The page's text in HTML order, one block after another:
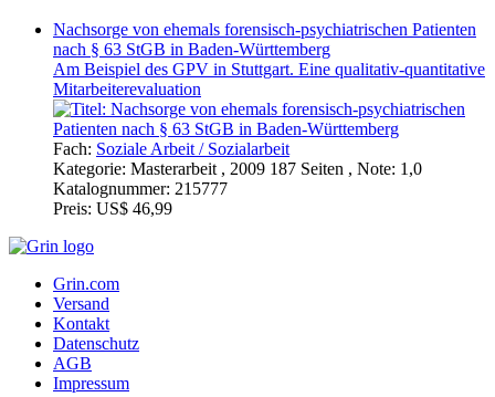
Nachsorge von ehemals forensisch-psychiatrischen Patienten
nach § 63 StGB in Baden-Württemberg
Am Beispiel des GPV in Stuttgart. Eine qualitativ-quantitative
Mitarbeiterevaluation
Fach:Soziale Arbeit / Sozialarbeit
Kategorie:Masterarbeit , 2009 187 Seiten , Note: 1,0
Katalognummer:215777
Preis:US$ 46,99
Versand
Kontakt
Datenschutz
AGB
Impressum
Vertrag widerrufen